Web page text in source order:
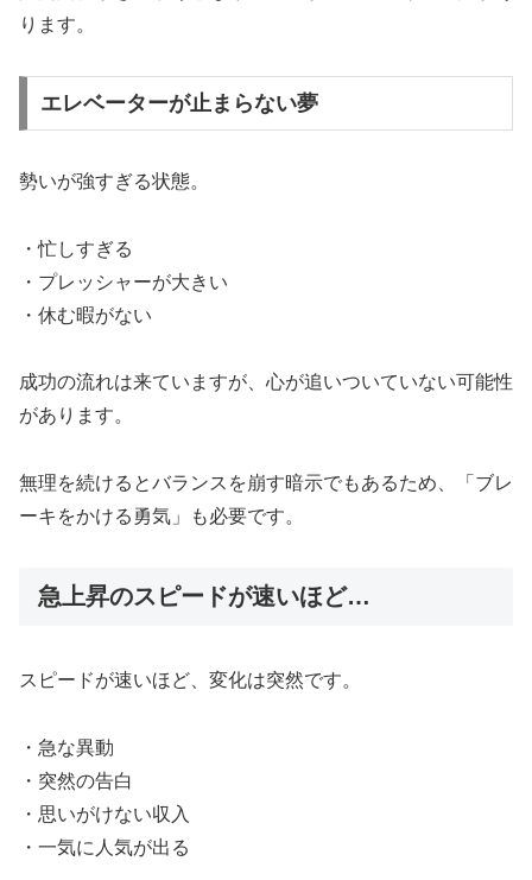
ります。
エレベーターが止まらない夢
勢いが強すぎる状態。
・忙しすぎる
・プレッシャーが大きい
・休む暇がない
成功の流れは来ていますが、心が追いついていない可能性
があります。
無理を続けるとバランスを崩す暗示でもあるため、「ブレ
ーキをかける勇気」も必要です。
急上昇のスピードが速いほど…
スピードが速いほど、変化は突然です。
・急な異動
・突然の告白
・思いがけない収入
・一気に人気が出る